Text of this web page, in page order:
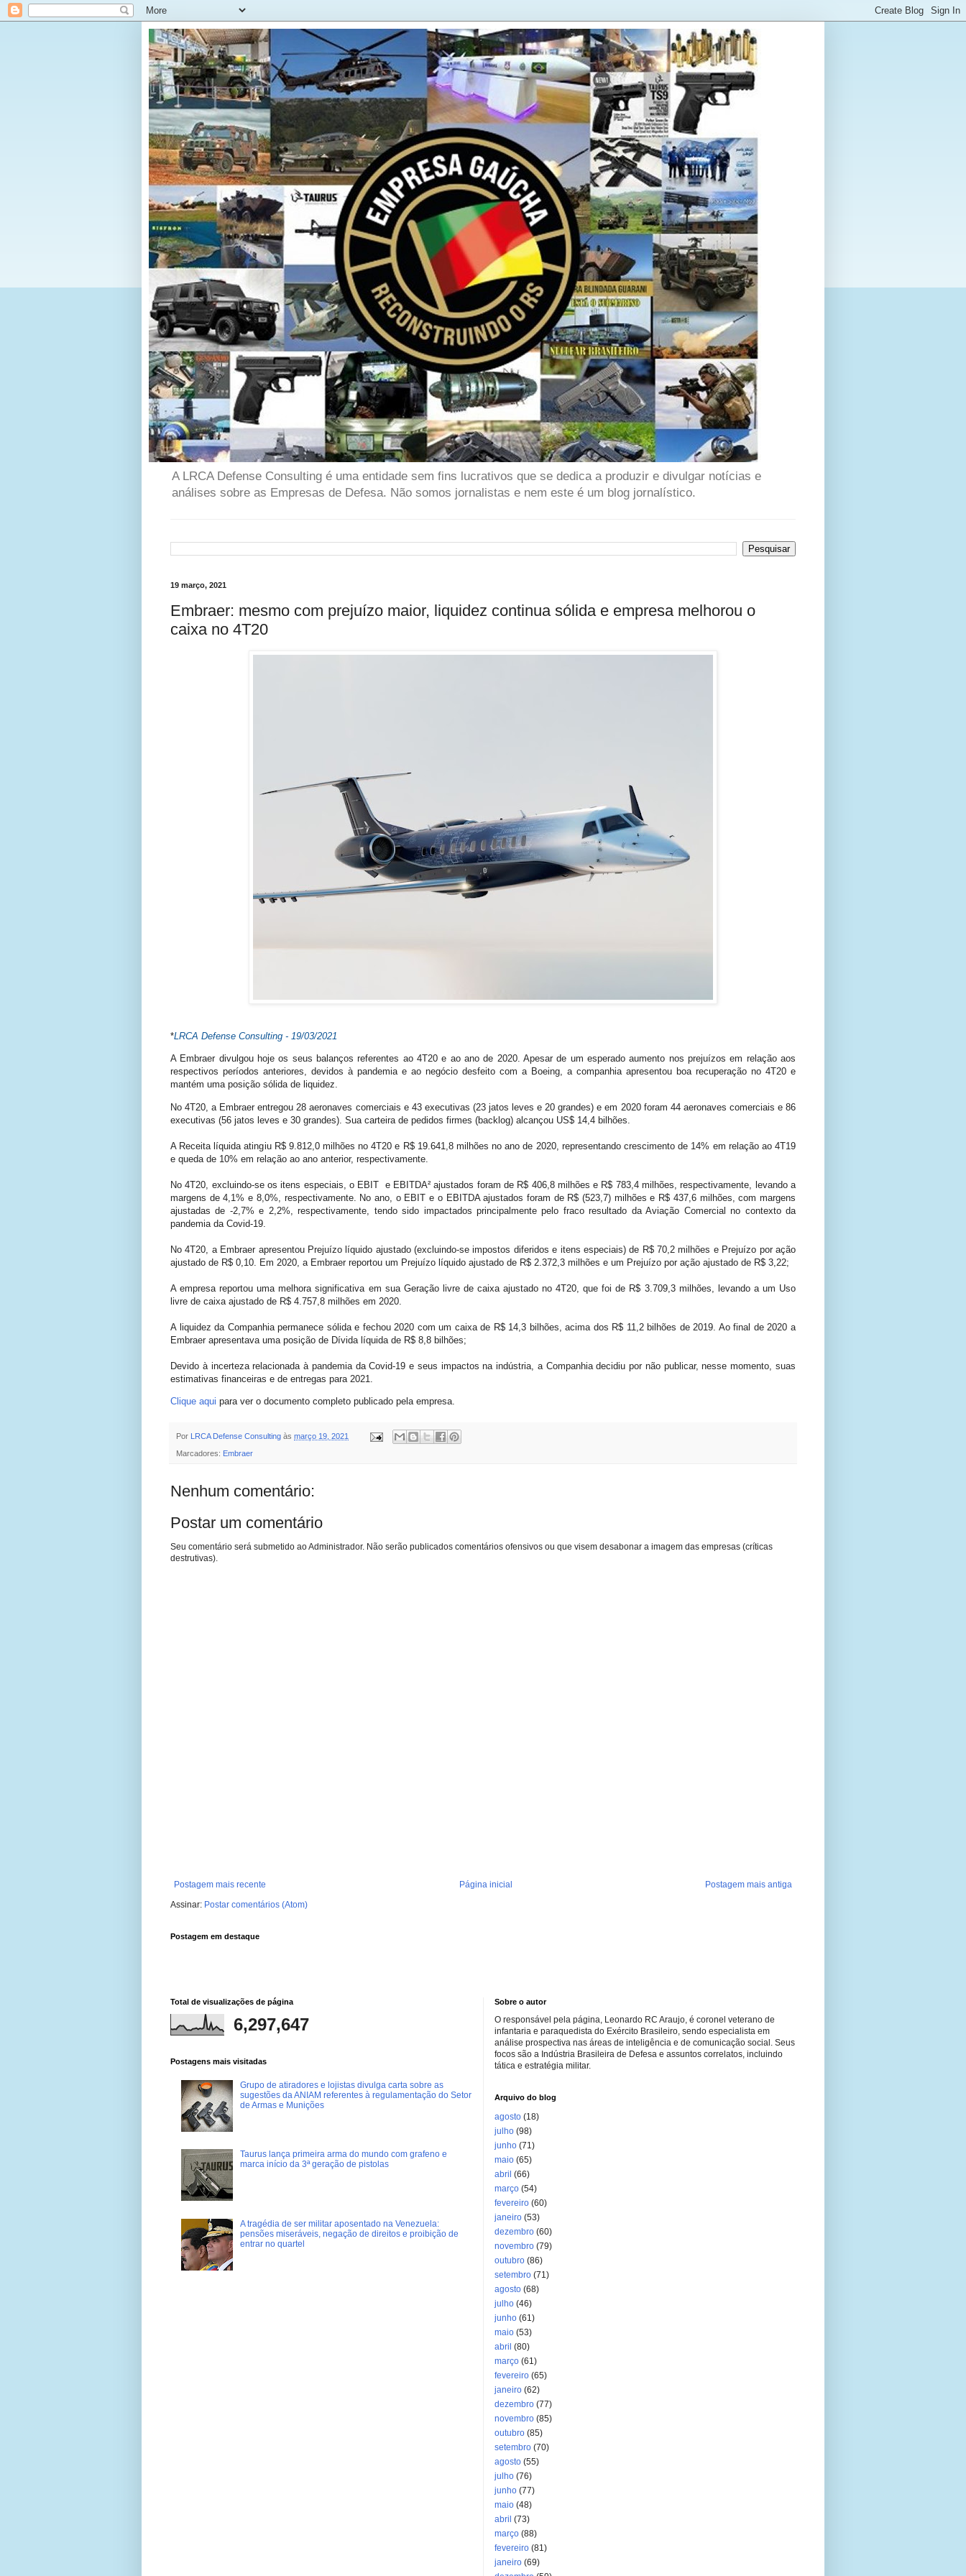
A LRCA Defense Consulting é uma entidade sem fins lucrativos que se dedica a produzir e divulgar notícias e
análises sobre as Empresas de Defesa. Não somos jornalistas e nem este é um blog jornalístico.
19 março, 2021
Embraer: mesmo com prejuízo maior, liquidez continua sólida e empresa melhorou o
caixa no 4T20
*LRCA Defense Consulting - 19/03/2021
A Embraer divulgou hoje os seus balanços referentes ao 4T20 e ao ano de 2020. Apesar de um esperado aumento nos prejuízos em relação aos
respectivos períodos anteriores, devidos à pandemia e ao negócio desfeito com a Boeing, a companhia apresentou boa recuperação no 4T20 e
mantém uma posição sólida de liquidez.
No 4T20, a Embraer entregou 28 aeronaves comerciais e 43 executivas (23 jatos leves e 20 grandes) e em 2020 foram 44 aeronaves comerciais e 86
executivas (56 jatos leves e 30 grandes). Sua carteira de pedidos firmes (backlog) alcançou US$ 14,4 bilhões.
A Receita líquida atingiu R$ 9.812,0 milhões no 4T20 e R$ 19.641,8 milhões no ano de 2020, representando crescimento de 14% em relação ao 4T19
e queda de 10% em relação ao ano anterior, respectivamente.
No 4T20, excluindo-se os itens especiais, o EBIT e EBITDA² ajustados foram de R$ 406,8 milhões e R$ 783,4 milhões, respectivamente, levando a
margens de 4,1% e 8,0%, respectivamente. No ano, o EBIT e o EBITDA ajustados foram de R$ (523,7) milhões e R$ 437,6 milhões, com margens
ajustadas de -2,7% e 2,2%, respectivamente, tendo sido impactados principalmente pelo fraco resultado da Aviação Comercial no contexto da
pandemia da Covid-19.
No 4T20, a Embraer apresentou Prejuízo líquido ajustado (excluindo-se impostos diferidos e itens especiais) de R$ 70,2 milhões e Prejuízo por ação
ajustado de R$ 0,10. Em 2020, a Embraer reportou um Prejuízo líquido ajustado de R$ 2.372,3 milhões e um Prejuízo por ação ajustado de R$ 3,22;
A empresa reportou uma melhora significativa em sua Geração livre de caixa ajustado no 4T20, que foi de R$ 3.709,3 milhões, levando a um Uso
livre de caixa ajustado de R$ 4.757,8 milhões em 2020.
A liquidez da Companhia permanece sólida e fechou 2020 com um caixa de R$ 14,3 bilhões, acima dos R$ 11,2 bilhões de 2019. Ao final de 2020 a
Embraer apresentava uma posição de Dívida líquida de R$ 8,8 bilhões;
Devido à incerteza relacionada à pandemia da Covid-19 e seus impactos na indústria, a Companhia decidiu por não publicar, nesse momento, suas
estimativas financeiras e de entregas para 2021.
Clique aqui para ver o documento completo publicado pela empresa.
Por LRCA Defense Consulting às março 19, 2021
Marcadores: Embraer
Nenhum comentário:
Postar um comentário
Seu comentário será submetido ao Administrador. Não serão publicados comentários ofensivos ou que visem desabonar a imagem das empresas (críticas
destrutivas).
Postagem mais recente Postagem mais antiga
Página inicial
Assinar: Postar comentários (Atom)
Postagem em destaque
Total de visualizações de página
6,297,647
Postagens mais visitadas
Grupo de atiradores e lojistas divulga carta sobre as
sugestões da ANIAM referentes à regulamentação do Setor
de Armas e Munições
Taurus lança primeira arma do mundo com grafeno e
marca início da 3ª geração de pistolas
A tragédia de ser militar aposentado na Venezuela:
pensões miseráveis, negação de direitos e proibição de
entrar no quartel
Sobre o autor
O responsável pela página, Leonardo RC Araujo, é coronel veterano de
infantaria e paraquedista do Exército Brasileiro, sendo especialista em
análise prospectiva nas áreas de inteligência e de comunicação social. Seus
focos são a Indústria Brasileira de Defesa e assuntos correlatos, incluindo
tática e estratégia militar.
Arquivo do blog
agosto (18)
julho (98)
junho (71)
maio (65)
abril (66)
março (54)
fevereiro (60)
janeiro (53)
dezembro (60)
novembro (79)
outubro (86)
setembro (71)
agosto (68)
julho (46)
junho (61)
maio (53)
abril (80)
março (61)
fevereiro (65)
janeiro (62)
dezembro (77)
novembro (85)
outubro (85)
setembro (70)
agosto (55)
julho (76)
junho (77)
maio (48)
abril (73)
março (88)
fevereiro (81)
janeiro (69)